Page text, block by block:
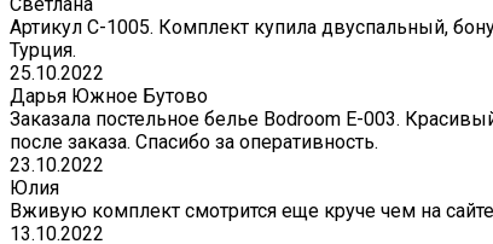
Светлана
Артикул С-1005. Комплект купила двуспальный,
Турция.
25.10.2022
Дарья Южное Бутово
Заказала постельное белье Bodroom E-003.
после заказа. Спасибо за оперативность.
23.10.2022
Юлия
Вживую комплект смотрится еще круче чем на
13.10.2022